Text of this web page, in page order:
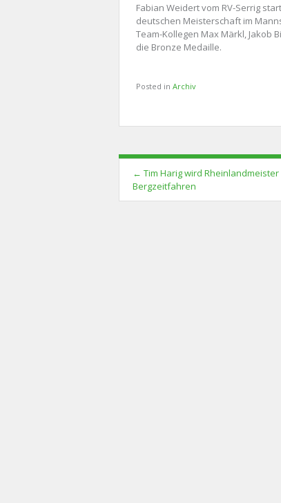
Fabian Weidert vom RV-Serrig
deutschen Meisterschaft im
Team-Kollegen Max Märkl, Jakob
die Bronze Medaille.
Posted in Archiv
Post
navigation
← Tim Harig wird Rheinlandmeister
Bergzeitfahren